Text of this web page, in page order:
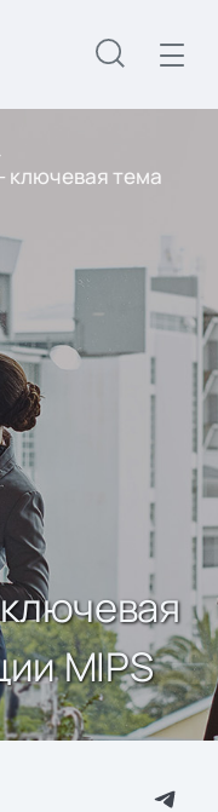
ключевая тема
MIPS